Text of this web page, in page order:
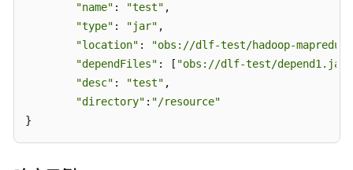
"name" : "test" ,
"type" : "jar" ,
"location" :
"obs://dlf-test/hadoop-
"dependFiles" : [ "obs://dlf-test/depend1.jar"
"desc" : "test" ,
"directory" : "/resource"
}